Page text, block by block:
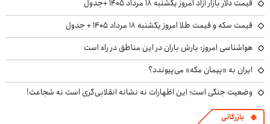
قیمت دلار بازار آزاد امروز یکشنبه ۱۸ مرداد ۱۴۰۵ +جدول
قیمت سکه و قیمت طلا امروز یکشنبه ۱۸ مرداد ۱۴۰۵ + جدول
هواشناسی امروز: بارش باران در این مناطق در راه است
ایران به «پیمان مکه» می‌پیوندد؟
وضعیت جنگی است؛ این اظهارات نه نشانه انقلابی‌گری است نه شجاعت!
بازرگانی